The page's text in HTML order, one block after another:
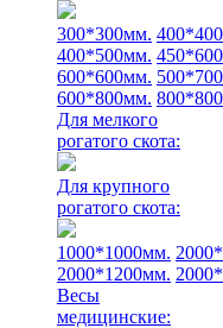
300*300мм.
400*500мм.
600*600мм.
600*800мм.
Для мелкого
рогатого скота:
Для крупного
рогатого скота:
1000*1000мм.
2000*1200мм.
Весы
медицинские: